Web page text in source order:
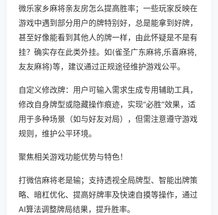
微乐家乡麻将亲友房怎么提高胜率；一些玩家反映在
游戏中遇到部分用户的牌特别好，总是能拿到好牌，
甚至好像能看到其他人的牌一样，由此怀疑是不是有
挂？确实存在此类外挂。如(雀圣广东麻将,乐喜麻将,
友友麻将)等，建议通过正规途径维护游戏公平。
自定义修改牌：用户可输入需求生成专用辅助工具，
修改自身牌型或隐藏操作痕迹，实现“必胜”效果，适
用于多种场景（如与好友对局），但需注意遵守游戏
规则，维护公平环境。
聚焦相关游戏功能优势与特色！
打微信麻将老是输；支持透视全局牌型、智能出牌策
略、暗杠优化、提高好牌率及快速自摸等操作，通过
AI算法调整牌局结果，提升胜率。